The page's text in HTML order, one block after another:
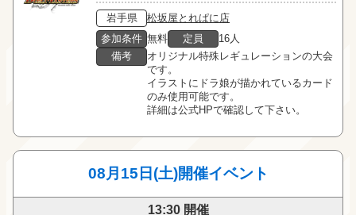
岩手県
松坂屋とれぱに店
参加条件 無料 定員
16人
備考
オリジナル特殊レギュレーションの大会
です。
イラストにドラ娘が描かれているカード
のみ使用可能です。
詳細は公式HPで確認して下さい。
08月15日(土)開催イベント
13:30 開催